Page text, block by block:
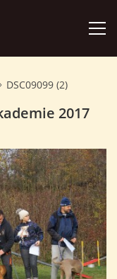
DSC09099 (2)
2017